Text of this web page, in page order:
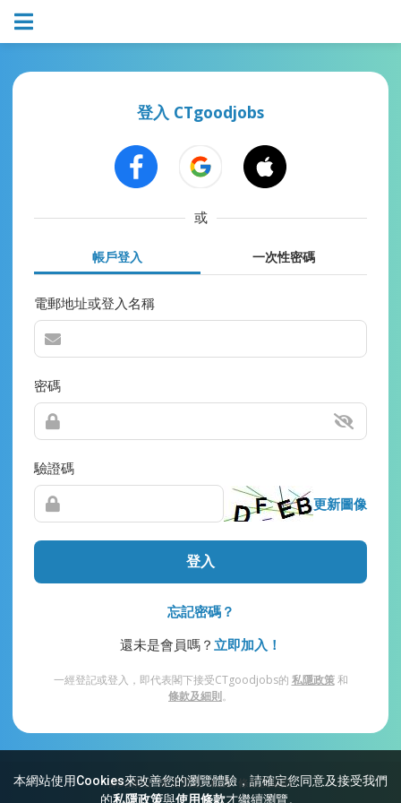
本網站使用Cookies來改善您的瀏覽體驗，請確定您同意及接受我們
的私隱政策與使用條款才繼續瀏覽。
登入 CTgoodjobs
或
帳戶登入 一次性密碼
電郵地址或登入名稱
密碼
驗證碼
更新圖像
登入
忘記密碼？
還未是會員嗎？ 立即加入！
一經登記或登入，即代表閣下接受CTgoodjobs的 私隱政策和
條款及細則。
網站索引 常見問題 私隱 條款及細則